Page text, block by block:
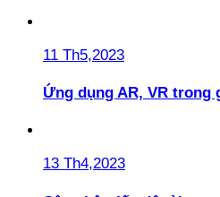
11 Th5,2023
Ứng dụng AR, VR trong
13 Th4,2023